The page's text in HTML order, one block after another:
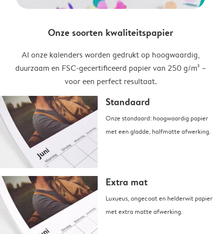
Onze soorten kwaliteitspapier
Al onze kalenders worden gedrukt op hoogwaardig,
duurzaam en FSC-gecertificeerd papier van 250 g/m² –
voor een perfect resultaat.
Standaard
Onze standaard: hoogwaardig papier
met een gladde, halfmatte afwerking.
Extra mat
Luxueus, ongecoat en helderwit papier
met extra matte afwerking.